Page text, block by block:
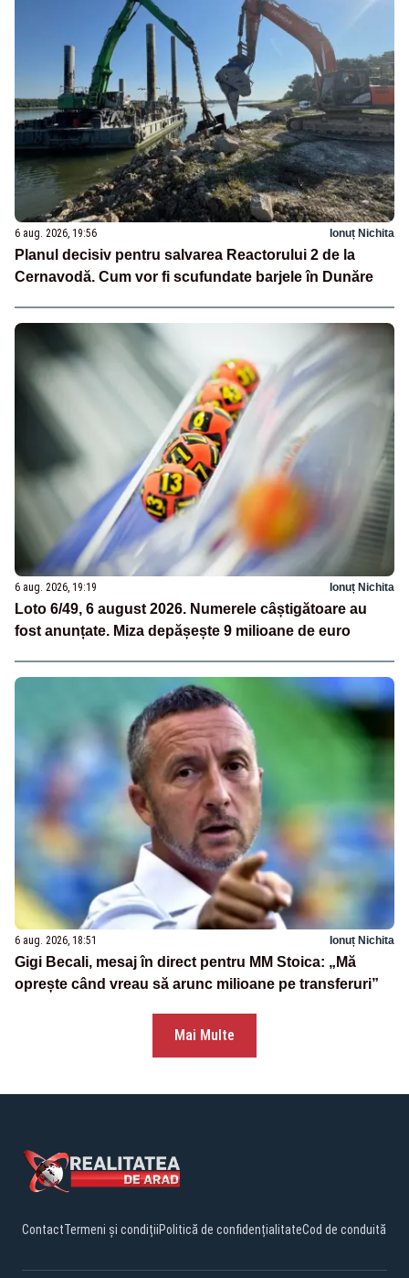
6 aug. 2026, 19:56 Ionuț Nichita
Planul decisiv pentru salvarea Reactorului 2 de la
Cernavodă. Cum vor fi scufundate barjele în Dunăre
6 aug. 2026, 19:19 Ionuț Nichita
Loto 6/49, 6 august 2026. Numerele câștigătoare au
fost anunțate. Miza depășește 9 milioane de euro
6 aug. 2026, 18:51 Ionuț Nichita
Gigi Becali, mesaj în direct pentru MM Stoica: „Mă
oprește când vreau să arunc milioane pe transferuri”
Mai Multe
ContactTermeni și condițiiPolitică de confidențialitateCod de conduită